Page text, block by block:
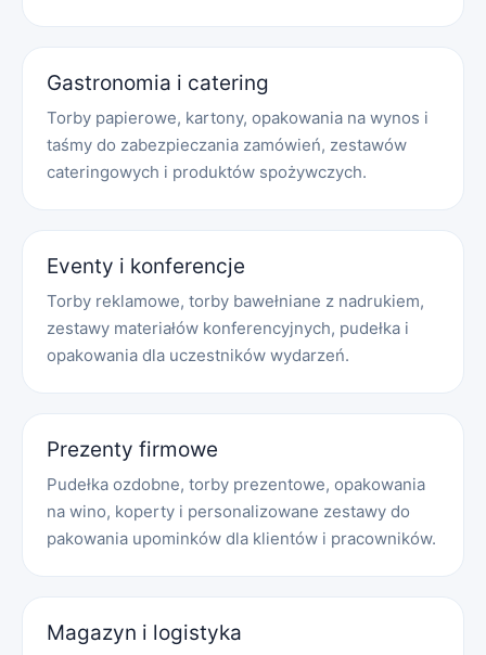
Gastronomia i catering
Torby papierowe, kartony, opakowania na wynos i
taśmy do zabezpieczania zamówień, zestawów
cateringowych i produktów spożywczych.
Eventy i konferencje
Torby reklamowe, torby bawełniane z nadrukiem,
zestawy materiałów konferencyjnych, pudełka i
opakowania dla uczestników wydarzeń.
Prezenty firmowe
Pudełka ozdobne, torby prezentowe, opakowania
na wino, koperty i personalizowane zestawy do
pakowania upominków dla klientów i pracowników.
Magazyn i logistyka